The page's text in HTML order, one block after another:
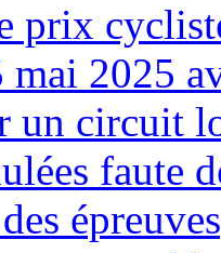
prix
2025
un circuit
faute